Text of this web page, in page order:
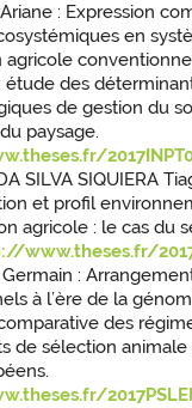
: Expression
en
agricole
étude des
de gestion du
paysage.
SILVA SIQUIERA
et profil
agricole : le cas du
www.theses.fr/
Germain :
à l’ère de la
des
de sélection animale